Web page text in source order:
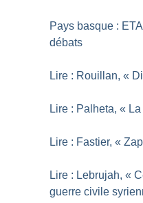
Pays basque :
débats
Lire : Rouillan, «
Lire : Palheta, «
Lire : Fastier, «
Lire : Lebrujah, «
guerre civile